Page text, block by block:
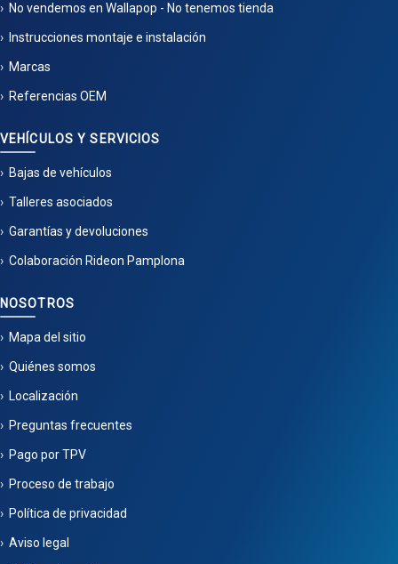
No vendemos en Wallapop - No tenemos tienda
Instrucciones montaje e instalación
Marcas
Referencias OEM
VEHÍCULOS Y SERVICIOS
Bajas de vehículos
Talleres asociados
Garantías y devoluciones
Colaboración Rideon Pamplona
NOSOTROS
Mapa del sitio
Quiénes somos
Localización
Preguntas frecuentes
Pago por TPV
Proceso de trabajo
Política de privacidad
Aviso legal